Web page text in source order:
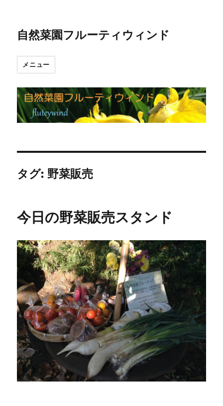
自然菜園フルーティウィンド
メニュー
タグ:野菜販売
今日の野菜販売スタンド